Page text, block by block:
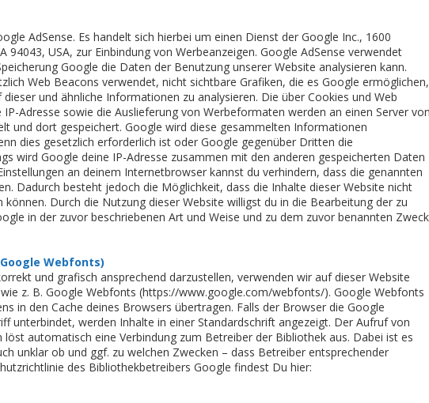
AdSense. Es handelt sich hierbei um einen Dienst der Google Inc., 1600
USA, zur Einbindung von Werbeanzeigen. Google AdSense verwendet
Google die Daten der Benutzung unserer Website analysieren kann.
Web Beacons verwendet, nicht sichtbare Grafiken, die es Google ermöglichen,
und ähnliche Informationen zu analysieren. Die über Cookies und Web
Adresse sowie die Auslieferung von Werbeformaten werden an einen Server von
und dort gespeichert. Google wird diese gesammelten Informationen
dies gesetzlich erforderlich ist oder Google gegenüber Dritten die
wird Google deine IP-Adresse zusammen mit den anderen gespeicherten Daten
an deinem Internetbrowser kannst du verhindern, dass die genannten
Dadurch besteht jedoch die Möglichkeit, dass die Inhalte dieser Website nicht
Durch die Nutzung dieser Website willigst du in die Bearbeitung der zu
in der zuvor beschriebenen Art und Weise und zu dem zuvor benannten Zweck
Webfonts)
und grafisch ansprechend darzustellen, verwenden wir auf dieser Website
z. B. Google Webfonts (https://www.google.com/webfonts/). Google Webfonts
in den Cache deines Browsers übertragen. Falls der Browser die Google
unterbindet, werden Inhalte in einer Standardschrift angezeigt. Der Aufruf von
automatisch eine Verbindung zum Betreiber der Bibliothek aus. Dabei ist es
unklar ob und ggf. zu welchen Zwecken – dass Betreiber entsprechender
des Bibliothekbetreibers Google findest Du hier: